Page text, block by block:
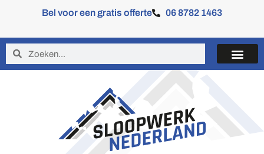
Bel voor een gratis offerte 06 8782 1463